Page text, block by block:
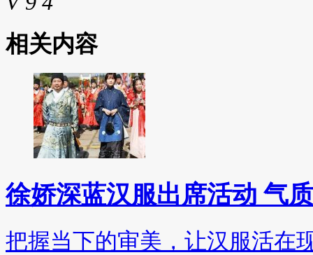
相关内容
徐娇深蓝汉服出席活动 气
把握当下的审美，让汉服活在